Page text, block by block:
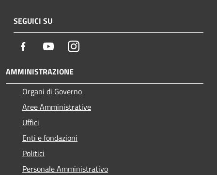
SEGUICI SU
Facebook YoutubeInstagram
AMMINISTRAZIONE
Organi di Governo
Aree Amministrative
Uffici
Enti e fondazioni
Politici
Personale Amministrativo